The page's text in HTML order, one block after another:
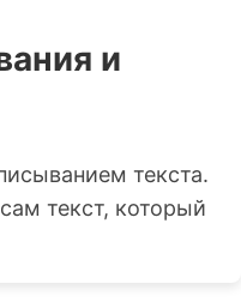
и
текста.
текст, который